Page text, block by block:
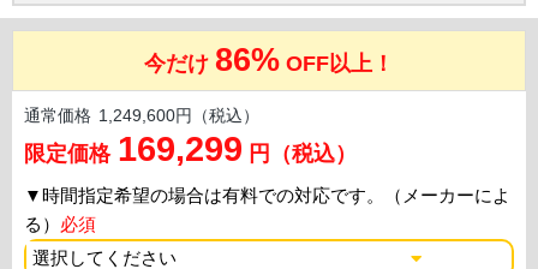
今だけ 86% OFF以上！
通常価格 1,249,600円（税込）
限定価格 169,299 円（税込）
▼時間指定希望の場合は有料での対応です。（メーカーによ
る） 必須